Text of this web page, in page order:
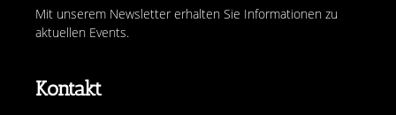
Kontakt
Mit unserem Newsletter erhalten Sie Informationen zu
aktuellen Events.